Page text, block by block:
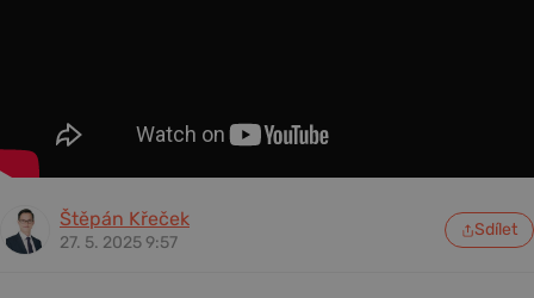
Štěpán Křeček
27. 5. 2025 9:57
Sdílet